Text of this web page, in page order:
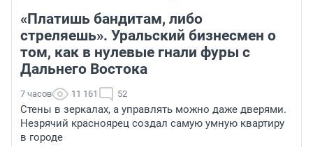
«Платишь бандитам, либо
стреляешь». Уральский бизнесмен о
том, как в нулевые гнали фуры с
Дальнего Востока
7 часов 11 161 52
Стены в зеркалах, а управлять можно даже дверями.
Незрячий красноярец создал самую умную квартиру
в городе